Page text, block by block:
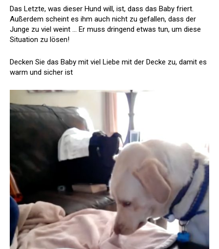
Das Letzte, was dieser Hund will, ist, dass das Baby friert.
Außerdem scheint es ihm auch nicht zu gefallen, dass der
Junge zu viel weint … Er muss dringend etwas tun, um diese
Situation zu lösen!
Decken Sie das Baby mit viel Liebe mit der Decke zu, damit es
warm und sicher ist